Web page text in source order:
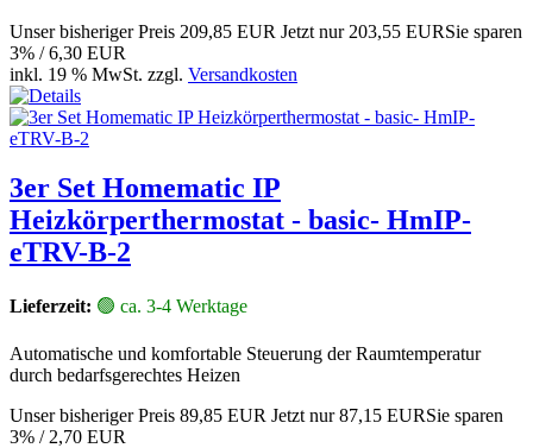
Unser bisheriger Preis 209,85 EUR Jetzt nur 203,55 EURSie sparen
3% / 6,30 EUR
inkl. 19 % MwSt. zzgl. Versandkosten
3er Set Homematic IP
Heizkörperthermostat - basic- HmIP-
eTRV-B-2
Lieferzeit: 🟢 ca. 3-4 Werktage
Automatische und komfortable Steuerung der Raumtemperatur
durch bedarfsgerechtes Heizen
Unser bisheriger Preis 89,85 EUR Jetzt nur87,15 EURSie sparen
3% / 2,70 EUR